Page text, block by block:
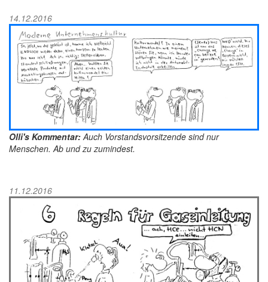
14.12.2016
Olli's Kommentar: Auch Vorstandsvorsitzende sind nur
Menschen. Ab und zu zumindest.
11.12.2016